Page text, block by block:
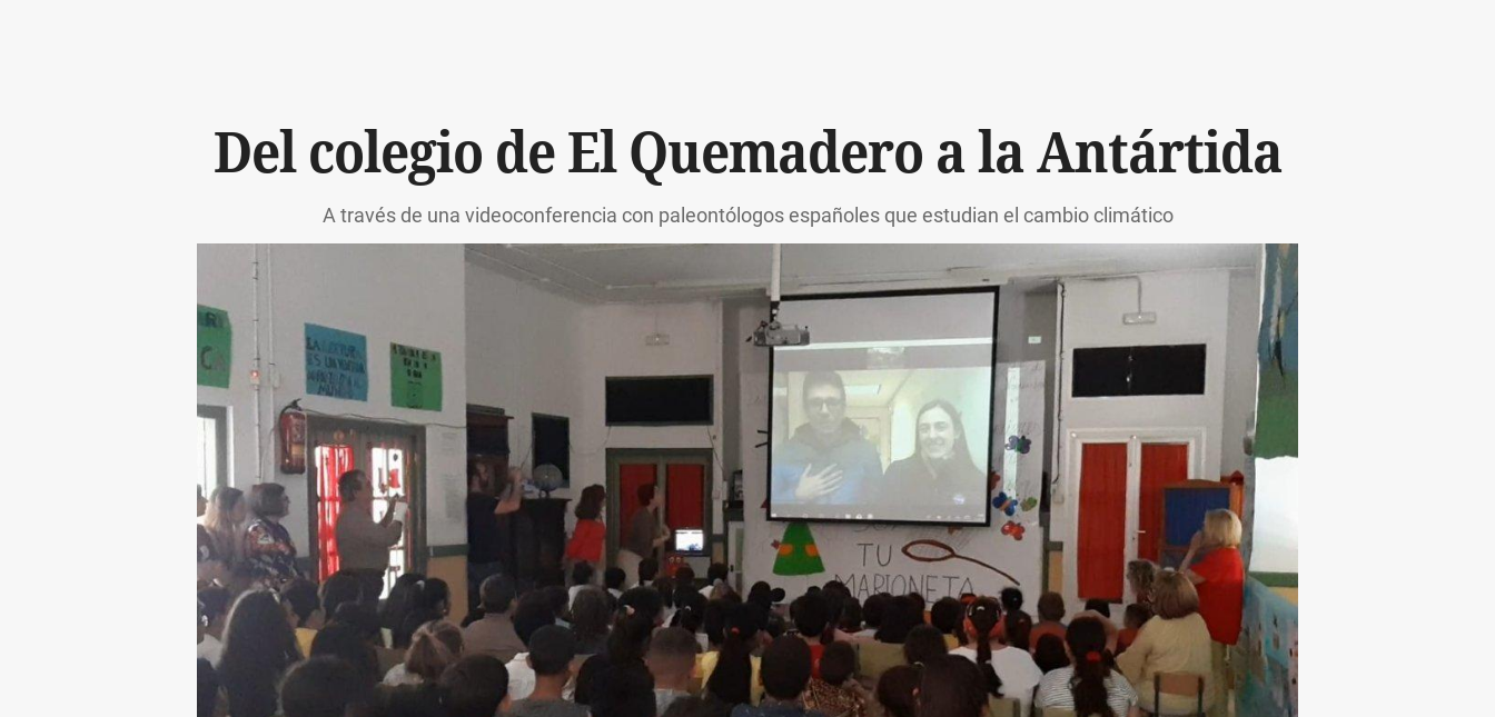
Del colegio de El Quemadero a la Antártida
A través de una videoconferencia con paleontólogos españoles que estudian el cambio climático